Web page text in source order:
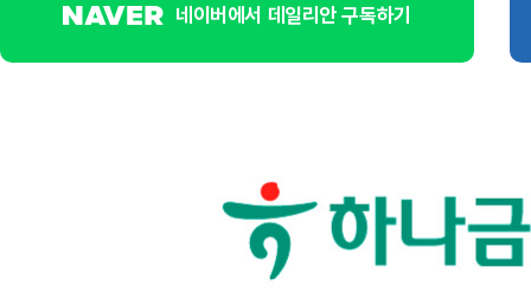
네이버에서 데일리안 구독하기